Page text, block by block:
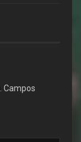
Campos